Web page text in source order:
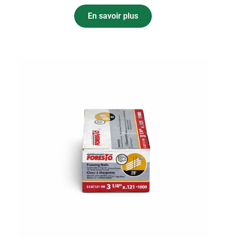
En savoir plus